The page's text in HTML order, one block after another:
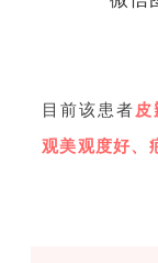
目前该患者 皮
观美观度好、